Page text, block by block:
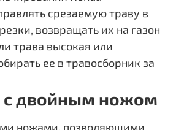
срезаемую траву в
возвращать их на газон
трава высокая или
ее в травосборник за
с двойным ножом
ножами, позволяющими